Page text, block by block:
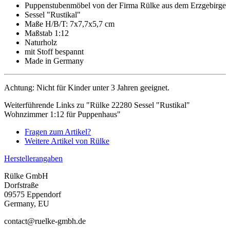
Puppenstubenmöbel von der Firma Rülke aus dem Erzgebirge
Sessel "Rustikal"
Maße H/B/T: 7x7,7x5,7 cm
Maßstab 1:12
Naturholz
mit Stoff bespannt
Made in Germany
Achtung: Nicht für Kinder unter 3 Jahren geeignet.
Weiterführende Links zu "Rülke 22280 Sessel "Rustikal"
Wohnzimmer 1:12 für Puppenhaus"
Fragen zum Artikel?
Weitere Artikel von Rülke
Herstellerangaben
Rülke GmbH
Dorfstraße
09575 Eppendorf
Germany, EU
contact@ruelke-gmbh.de